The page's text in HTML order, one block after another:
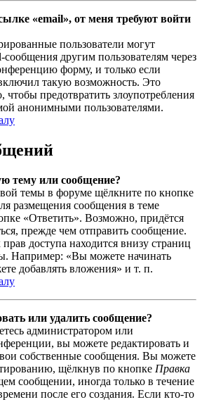
«email», от меня требуют войти
пользователи могут
сообщения другим пользователям через
форму, и только если
такую возможность. Это
чтобы предотвратить злоупотребления
анонимными пользователями.
тему или сообщение?
темы в форуме щёлкните по кнопке
размещения сообщения в теме
«Ответить». Возможно, придётся
прежде чем отправить сообщение.
доступа находится внизу страниц
Например: «Вы можете начинать
добавлять вложения» и т. п.
или удалить сообщение?
администратором или
вы можете редактировать и
собственные сообщения. Вы можете
щёлкнув по кнопке Правка
сообщении, иногда только в течение
после его создания. Если кто-то